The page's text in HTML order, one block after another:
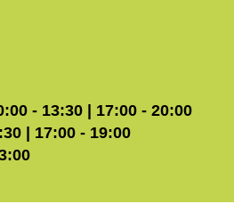
- 13:30 | 17:00 - 20:00
| 17:00 - 19:00